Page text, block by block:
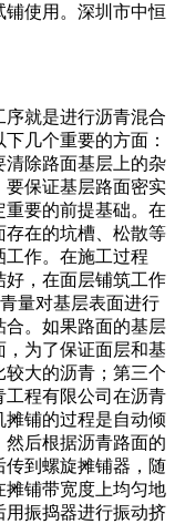
使用。深圳市中恒
就是进行沥青混合
几个重要的方面：
清除路面基层上的杂
要保证基层路面密实
重要的前提基础。在
存在的坑槽、松散等
工作。在施工过程
好，在面层铺筑工作
量对基层表面进行
合。如果路面的基层
为了保证面层和基
较大的沥青；第三个
工程有限公司在沥青
摊铺的过程是自动倾
后根据沥青路面的
传到螺旋摊铺器，随
摊铺带宽度上均匀地
用振捣器进行振动挤